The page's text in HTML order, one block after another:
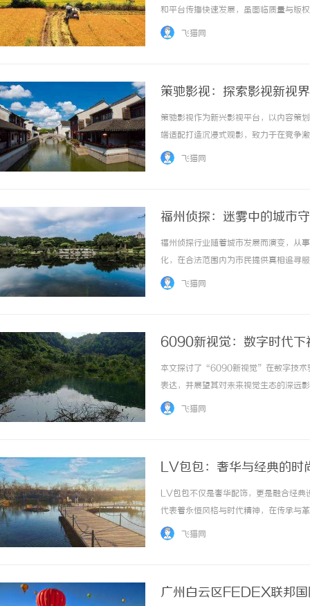
和平台传播快速发展，虽面临质量与版
飞猫网
策驰影视：探索影视新视
策驰影视作为新兴影视平台，以内容策
端适配打造沉浸式观影，致力于在竞争
飞猫网
福州侦探：迷雾中的城市
福州侦探行业随着城市发展而演变，从
化，在合法范围内为市民提供真相追寻
飞猫网
6090新视觉：数字时代下
本文探讨了“6090新视觉”在数字技术
表达，并展望其对未来视觉生态的深远
飞猫网
LV包包：奢华与经典的时
LV包包不仅是奢华配饰，更是融合经
代表着永恒风格与时代精神，在传承与
飞猫网
广州白云区FEDEX联邦